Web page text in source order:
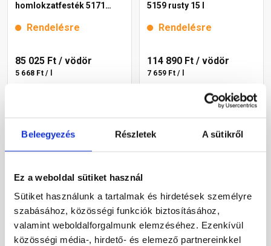
Beleegyezés Részletek A sütikről
Ez a weboldal sütiket használ
Sütiket használunk a tartalmak és hirdetések személyre
szabásához, közösségi funkciók biztosításához,
valamint weboldalforgalmunk elemzéséhez. Ezenkívül
közösségi média-, hirdető- és elemező partnereinkkel
homlokzatfesték 5171
Rendelésre
85 025 Ft / vödör
5 668 Ft / l
5159 rusty 15 l
Rendelésre
114 890 Ft / vödör
7 659 Ft / l
Megnézem
Cemix 2802 DekorTOP Cemix 2802 DekorTOP